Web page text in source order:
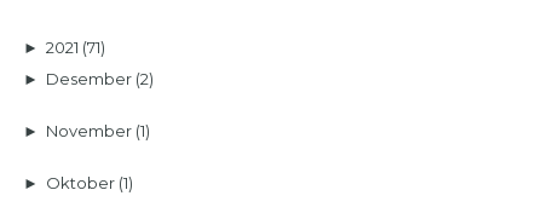
►2021 (71)
► Desember (2)
► November (1)
► Oktober (1)